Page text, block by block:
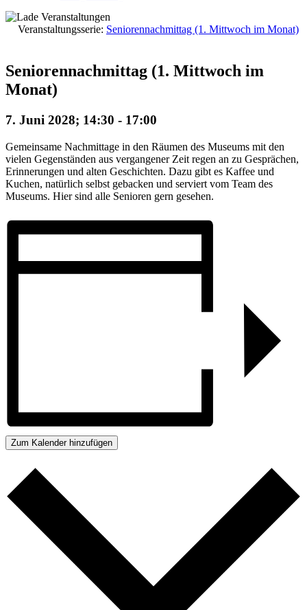
Veranstaltungsserie: Seniorennachmittag (1. Mittwoch im Monat)
Seniorennachmittag (1. Mittwoch im
Monat)
7. Juni 2028; 14:30 - 17:00
Gemeinsame Nachmittage in den Räumen des Museums mit den
vielen Gegenständen aus vergangener Zeit regen an zu Gesprächen,
Erinnerungen und alten Geschichten. Dazu gibt es Kaffee und
Kuchen, natürlich selbst gebacken und serviert vom Team des
Museums. Hier sind alle Senioren gern gesehen.
Zum Kalender hinzufügen